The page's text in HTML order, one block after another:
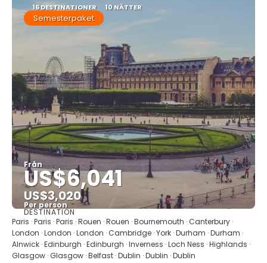
16 DESTINATIONER 10 NÄTTER
Semesterpaket
Från
US$6,041
US$3,020
Per person
Se
DESTINATION
Paris · Paris · Paris · Rouen · Rouen · Bournemouth · Canterbury ·
London · London · London · Cambridge · York · Durham · Durham ·
Alnwick · Edinburgh · Edinburgh · Inverness · Loch Ness · Highlands ·
Glasgow · Glasgow · Belfast · Dublin · Dublin · Dublin